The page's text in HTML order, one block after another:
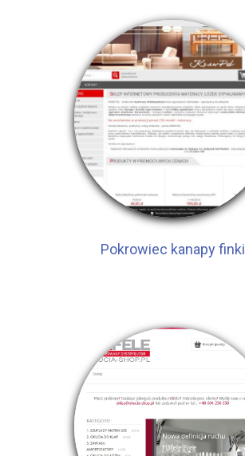
Pokrowiec kanapy finki